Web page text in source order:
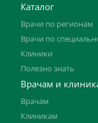
Каталог
Врачи по регионам
Врачи по
Клиники
Полезно знать
Врачам и
Врачам
Клиникам